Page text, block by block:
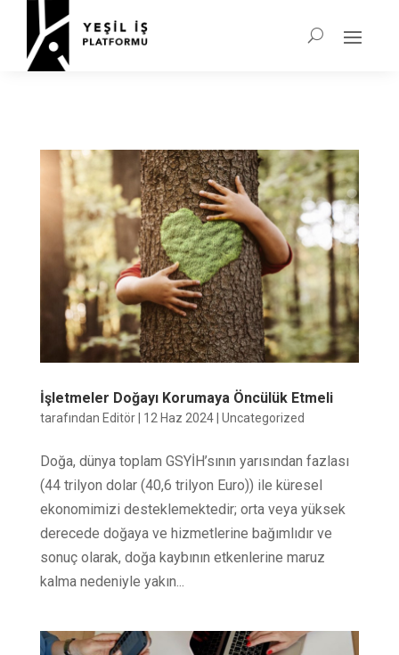
İşletmeler Doğayı Korumaya Öncülük Etmeli
tarafından Editör| 12 Haz 2024| Uncategorized
Doğa, dünya toplam GSYİH’sının yarısından fazlası
(44 trilyon dolar (40,6 trilyon Euro)) ile küresel
ekonomimizi desteklemektedir; orta veya yüksek
derecede doğaya ve hizmetlerine bağımlıdır ve
sonuç olarak, doğa kaybının etkenlerine maruz
kalma nedeniyle yakın...